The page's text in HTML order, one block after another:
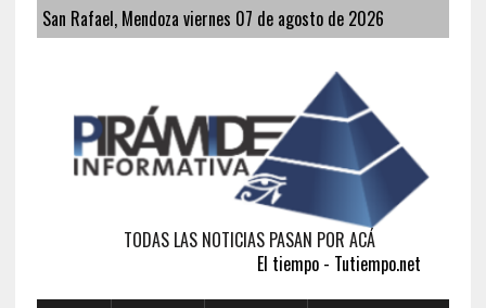
San Rafael, Mendoza viernes 07 de agosto de 2026
TODAS LAS NOTICIAS PASAN POR ACÁ
El tiempo - Tutiempo.net